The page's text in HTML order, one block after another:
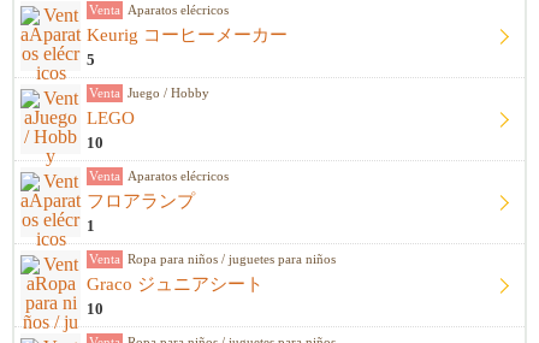
Venta Aparatos elécricos
Keurig コーヒーメーカー
5
Venta Juego / Hobby
LEGO
10
Venta Aparatos elécricos
フロアランプ
1
Venta Ropa para niños / juguetes para niños
Graco ジュニアシート
10